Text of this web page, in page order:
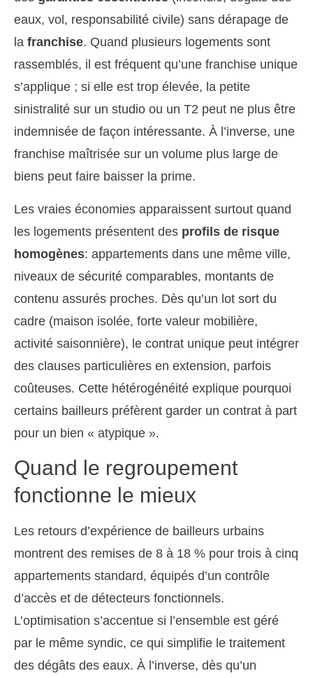
eaux, vol, responsabilité civile) sans dérapage de
la franchise. Quand plusieurs logements sont
rassemblés, il est fréquent qu’une franchise unique
s’applique ; si elle est trop élevée, la petite
sinistralité sur un studio ou un T2 peut ne plus être
indemnisée de façon intéressante. À l’inverse, une
franchise maîtrisée sur un volume plus large de
biens peut faire baisser la prime.
Les vraies économies apparaissent surtout quand
les logements présentent des profils de risque
homogènes: appartements dans une même ville,
niveaux de sécurité comparables, montants de
contenu assurés proches. Dès qu’un lot sort du
cadre (maison isolée, forte valeur mobilière,
activité saisonnière), le contrat unique peut intégrer
des clauses particulières en extension, parfois
coûteuses. Cette hétérogénéité explique pourquoi
certains bailleurs préfèrent garder un contrat à part
pour un bien « atypique ».
Quand le regroupement
fonctionne le mieux
Les retours d’expérience de bailleurs urbains
montrent des remises de 8 à 18 % pour trois à cinq
appartements standard, équipés d’un contrôle
d’accès et de détecteurs fonctionnels.
L’optimisation s’accentue si l’ensemble est géré
par le même syndic, ce qui simplifie le traitement
des dégâts des eaux. À l’inverse, dès qu’un